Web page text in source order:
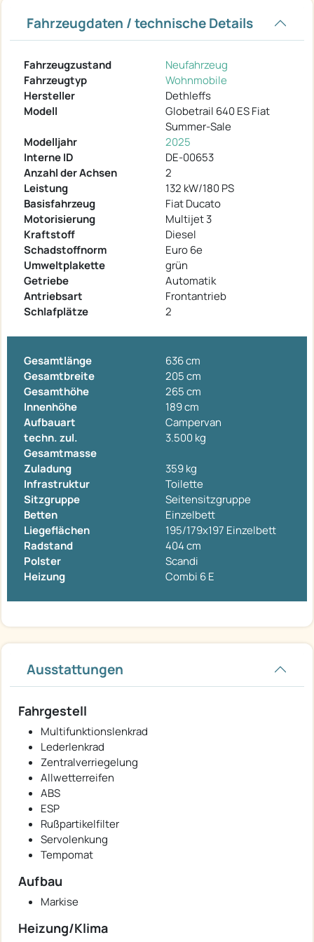
Fahrzeugdaten / technische Details
Fahrzeugzustand
Neufahrzeug
Fahrzeugtyp
Wohnmobile
Hersteller
Dethleffs
Modell
Globetrail 640 ES Fiat
Summer-Sale
Modelljahr
2025
Interne ID
DE-00653
Anzahl der Achsen
2
Leistung
132 kW/180 PS
Basisfahrzeug
Fiat Ducato
Motorisierung
Multijet 3
Kraftstoff
Diesel
Schadstoffnorm
Euro 6e
Umweltplakette
grün
Getriebe
Automatik
Antriebsart
Frontantrieb
Schlafplätze
2
Gesamtlänge
636 cm
Gesamtbreite
205 cm
Gesamthöhe
265 cm
Innenhöhe
189 cm
Aufbauart
Campervan
techn. zul.
Gesamtmasse
3.500 kg
Zuladung
359 kg
Infrastruktur
Toilette
Sitzgruppe
Seitensitzgruppe
Betten
Einzelbett
Liegeflächen
195/179x197 Einzelbett
Radstand
404 cm
Polster
Scandi
Heizung
Combi 6 E
Ausstattungen
Fahrgestell
Multifunktionslenkrad
Lederlenkrad
Zentralverriegelung
Allwetterreifen
ABS
ESP
Rußpartikelfilter
Servolenkung
Tempomat
Aufbau
Markise
Heizung/Klima